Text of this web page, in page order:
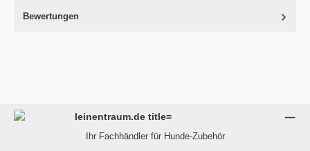
Bewertungen
Ihr Fachhändler für Hunde-Zubehör